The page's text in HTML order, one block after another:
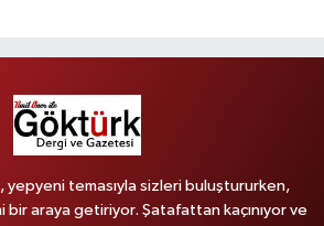
temasıyla sizleri buluştururken,
bir araya getiriyor. Şatafattan kaçınıyor ve